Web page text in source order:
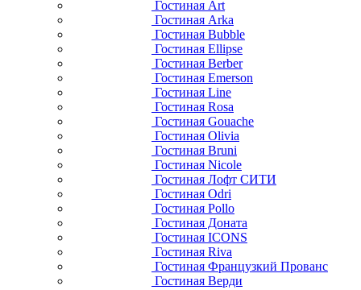
Гостиная Art
Гостиная Arka
Гостиная Bubble
Гостиная Ellipse
Гостиная Berber
Гостиная Emerson
Гостиная Line
Гостиная Rosa
Гостиная Gouache
Гостиная Olivia
Гостиная Bruni
Гостиная Nicole
Гостиная Лофт СИТИ
Гостиная Odri
Гостиная Pollo
Гостиная Доната
Гостиная ICONS
Гостиная Riva
Гостиная Французкий Прованс
Гостиная Верди